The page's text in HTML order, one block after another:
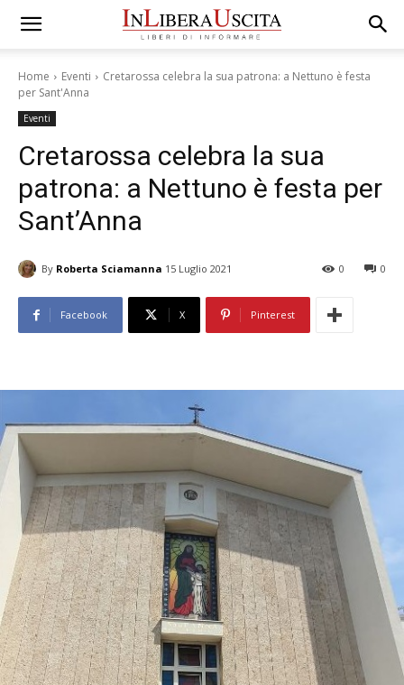
Home Eventi
Cretarossa celebra la sua patrona: a Nettuno è festa
per Sant'Anna
Eventi
Cretarossa celebra la sua
patrona: a Nettuno è festa per
Sant’Anna
By Roberta Sciamanna 15 Luglio 2021 0
0
Facebook X Pinterest